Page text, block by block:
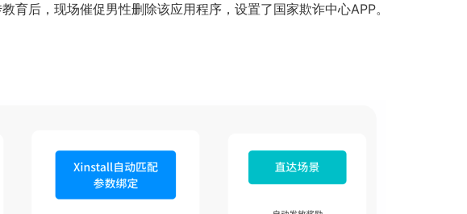
育后，现场催促男性删除该应用程序，设置了国家欺诈中心APP。